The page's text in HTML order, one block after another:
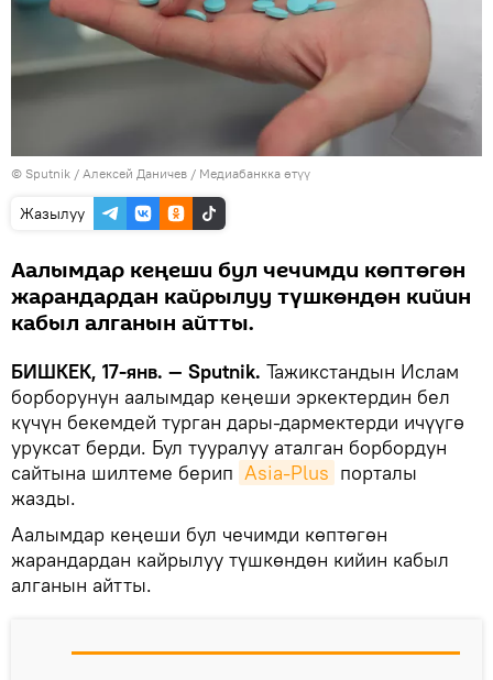
© Sputnik / Алексей Даничев / Медиабанкка өтүү
Жазылуу
Аалымдар кеңеши бул чечимди көптөгөн
жарандардан кайрылуу түшкөндөн кийин
кабыл алганын айтты.
БИШКЕК, 17-янв. — Sputnik. Тажикстандын Ислам
борборунун аалымдар кеңеши эркектердин бел
күчүн бекемдей турган дары-дармектерди ичүүгө
уруксат берди. Бул тууралуу аталган борбордун
сайтына шилтеме берип Asia-Plus порталы
жазды.
Аалымдар кеңеши бул чечимди көптөгөн
жарандардан кайрылуу түшкөндөн кийин кабыл
алганын айтты.